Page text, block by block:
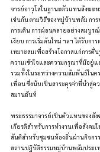
จารย์อาวุโสในฐานะตัวแทนสังฆะ
เช่นกัน ตามวิถีของหมู่บ้านพลัม กา
การเดิน การผ่อนคลายอย่างสมบูร
เงียบ การเริ่มต้นใหม่ ฯลฯ ได้รับก
เหมาะสมเพื่อสร้างโอกาสแก่การ
ความเข้าใจและความกรุณาที่มีอยู่
รวมทั้งในระหว่างความสัมพันธ์ใน
เพื่อน ซึ่งนับเป็นสาระคุรค่าที่นำสู่ค
สมานฉันท์
พระธรรมาจารย์เป็นตัวแทนของสั
เกียรติสำหรับการทำงานเพื่อสังคม
สันติสำหรับชุมชนท้องถิ่นผ่านกิจกร
สถานปฏิบัติธรรมหมู่บ้านพลัมประเ